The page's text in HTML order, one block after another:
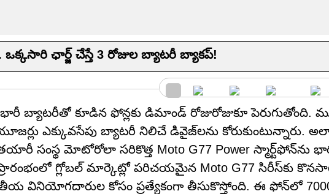
ఒక్కసారి ఛార్జ్ చేస్తే 3 రోజుల బ్యాటరీ బ్యాకప్!
భారీ బ్యాటరీతో కూడిన ఫోన్లకు డిమాండ్ రోజురోజుకూ పెరుగుతోంది.
ఎక్కువసేపు బ్యాటరీ నిలిచే డివైజ్‌లను కోరుకుంటున్నారు.
సంస్థ మోటోరోలా సరికొత్త Moto G77 Power స్మార్ట్‌ఫోన్‌ను
గ్లోబల్ మార్కెట్లో పరిచయమైన Moto G77 సిరీస్‌కు
భారతీయ వినియోగదారుల కోసం ప్రత్యేకంగా తీసుకొస్తోంది. ఈ ఫోన్‌లో